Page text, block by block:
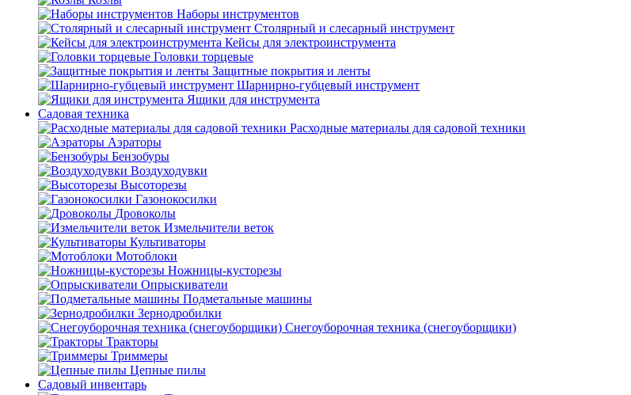
Наборы инструментов
Столярный и слесарный инструмент
Кейсы для электроинструмента
Головки торцевые
Защитные покрытия и ленты
Шарнирно-губцевый инструмент
Ящики для инструмента
Садовая техника
Расходные материалы для садовой техники
Аэраторы
Бензобуры
Воздуходувки
Высоторезы
Газонокосилки
Дровоколы
Измельчители веток
Культиваторы
Мотоблоки
Ножницы-кусторезы
Опрыскиватели
Подметальные машины
Зернодробилки
Снегоуборочная техника (снегоуборщики)
Тракторы
Триммеры
Цепные пилы
Садовый инвентарь